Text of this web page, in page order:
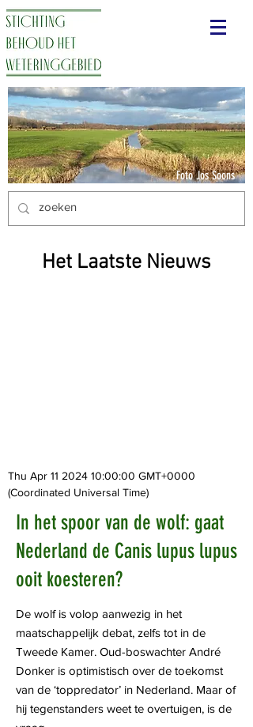
Foto Jos Soons
Het Laatste Nieuws
Thu Apr 11 2024 10:00:00 GMT+0000
(Coordinated Universal Time)
In het spoor van de wolf: gaat
Nederland de Canis lupus lupus
ooit koesteren?
De wolf is volop aanwezig in het
maatschappelijk debat, zelfs tot in de
Tweede Kamer. Oud-boswachter André
Donker is optimistisch over de toekomst
van de ‘toppredator’ in Nederland. Maar of
hij tegenstanders weet te overtuigen, is de